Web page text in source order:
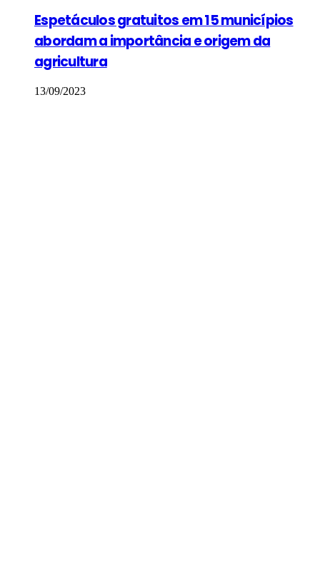
Espetáculos gratuitos em 15 municípios
abordam a importância e origem da
agricultura
13/09/2023